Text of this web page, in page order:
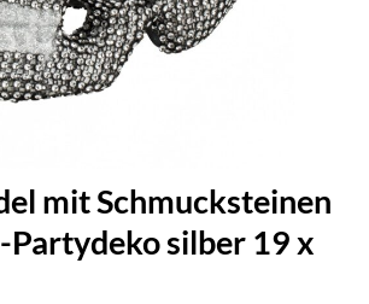
mit Schmucksteinen
Partydeko silber 19 x